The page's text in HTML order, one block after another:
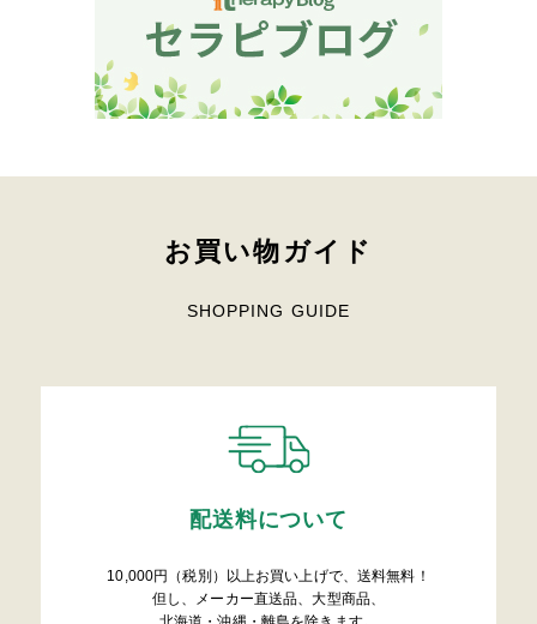
お買い物ガイド
SHOPPING GUIDE
配送料について
10,000円（税別）以上お買い上げで、送料無料！
但し、メーカー直送品、大型商品、